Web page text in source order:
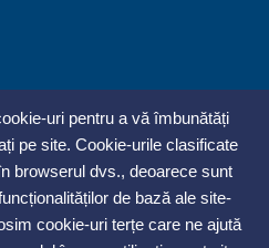
uri pentru a vă îmbunătăți
pe site. Cookie-urile clasificate
browserul dvs., deoarece sunt
de bază ale site-
cookie-uri terțe care ne ajută